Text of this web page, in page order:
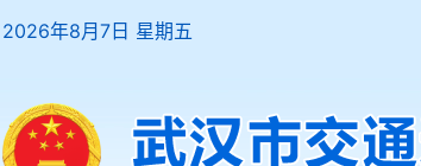
2026年8月7日 星期五